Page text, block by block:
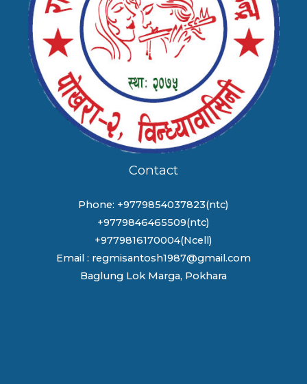
Contact
Phone: +9779854037823(ntc)
+9779846465509(ntc)
+9779816170004(Ncell)
Email : regmisantosh1987@gmail.com
Baglung Lok Marga, Pokhara